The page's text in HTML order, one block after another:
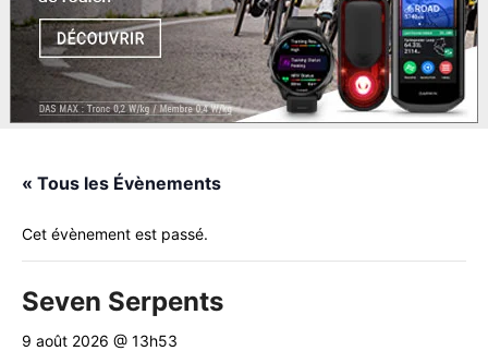
« Tous les Évènements
Cet évènement est passé.
Seven Serpents
9 août 2026 @ 13h53